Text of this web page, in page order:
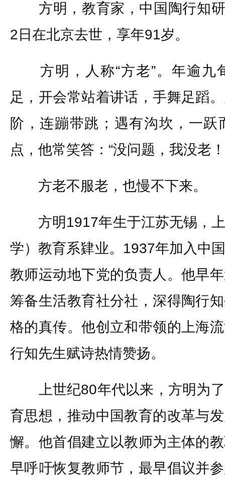
方明，教育家，中国陶行知研
2日在北京去世，享年91岁。
方明，人称“方老”。年逾九
足，开会常站着讲话，手舞足蹈
阶，连蹦带跳；遇有沟坎，一跃
点，他常笑答：“没问题，我没老
方老不服老，也慢不下来。
方明1917年生于江苏无锡，上
学）教育系肄业。1937年加入中
教师运动地下党的负责人。他早
筹备生活教育社分社，深得陶行
格的真传。他创立和带领的上海
行知先生赋诗热情赞扬。
上世纪80年代以来，方明为了
育思想，推动中国教育的改革与
懈。他首倡建立以教师为主体的
早呼吁恢复教师节，最早倡议并